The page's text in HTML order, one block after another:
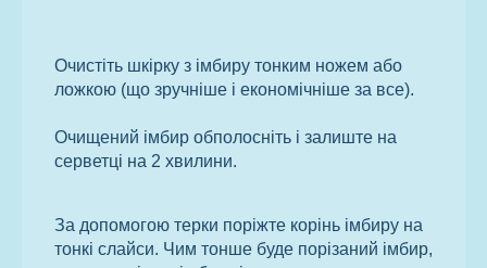
Очистіть шкірку з імбиру тонким ножем або
ложкою (що зручніше і економічніше за все).
Очищений імбир обполосніть і залиште на
серветці на 2 хвилини.
За допомогою терки поріжте корінь імбиру на
тонкі слайси. Чим тонше буде порізаний імбир,